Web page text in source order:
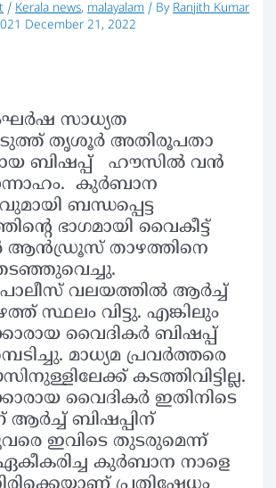
/Kerala news,malayalam / ByRanjith Kumar
December 21, 2022
സാധ്യത
തൃശൂർ അതിരൂപതാ
ബിഷപ്പ് ഹൗസില്‍ വന്‍
കുര്‍ബാന
ബന്ധപ്പെട്ട
ഭാഗമായി വൈകീട്ട്
ആന്‍ഡ്രൂസ് താഴത്തിനെ
വലയത്തില്‍ ആര്‍ച്ച്
സ്ഥലം വിട്ടു. എങ്കിലും
വൈദികര്‍ ബിഷപ്പ്
മാധ്യമ പ്രവര്‍ത്തരെ
കടത്തിവിട്ടില്ല.
വൈദികര്‍ ഇതിനിടെ
ബിഷപ്പിന്
ഇവിടെ തുടരുമെന്ന്
കുര്‍ബാന നാളെ